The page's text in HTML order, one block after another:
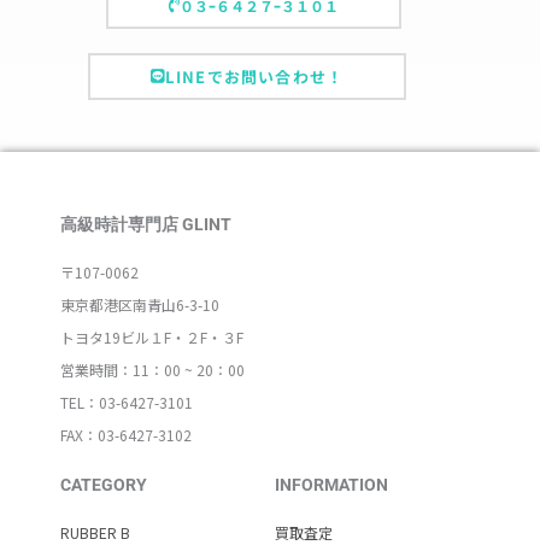
０３ｰ６４２７ｰ３１０１
LINEでお問い合わせ！
高級時計専門店 GLINT
〒107-0062
東京都港区南青山6-3-10
トヨタ19ビル１F・２F・３F
営業時間：11：00 ~ 20：00
TEL：03-6427-3101
FAX：03-6427-3102
CATEGORY
RUBBER B
INFORMATION
買取査定